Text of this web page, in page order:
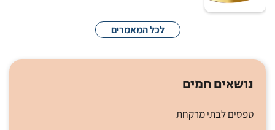
לכל המאמרים
נושאים חמים
טפסים לבתי מרקחת